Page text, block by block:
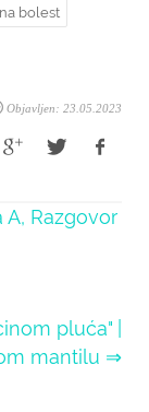
bolest
Objavljen: 23.05.2023
Razgovor
pluća" |
mantilu ⇒